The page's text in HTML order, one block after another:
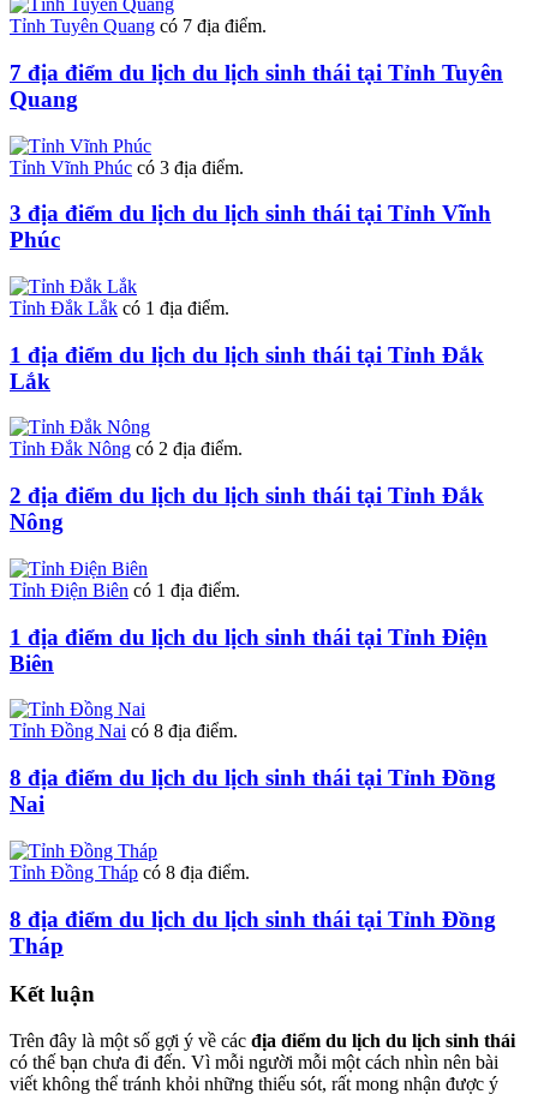
Tỉnh Tuyên Quang có 7 địa điểm.
7 địa điểm du lịch du lịch sinh thái tại Tỉnh Tuyên
Quang
Tỉnh Vĩnh Phúc có 3 địa điểm.
3 địa điểm du lịch du lịch sinh thái tại Tỉnh Vĩnh
Phúc
Tỉnh Đắk Lắk có 1 địa điểm.
1 địa điểm du lịch du lịch sinh thái tại Tỉnh Đắk
Lắk
Tỉnh Đắk Nông có 2 địa điểm.
2 địa điểm du lịch du lịch sinh thái tại Tỉnh Đắk
Nông
Tỉnh Điện Biên có 1 địa điểm.
1 địa điểm du lịch du lịch sinh thái tại Tỉnh Điện
Biên
Tỉnh Đồng Nai có 8 địa điểm.
8 địa điểm du lịch du lịch sinh thái tại Tỉnh Đồng
Nai
Tỉnh Đồng Tháp có 8 địa điểm.
8 địa điểm du lịch du lịch sinh thái tại Tỉnh Đồng
Tháp
Kết luận
Trên đây là một số gợi ý về các địa điểm du lịch du lịch sinh thái
có thế bạn chưa đi đến. Vì mỗi người mỗi một cách nhìn nên bài
viết không thể tránh khỏi những thiếu sót, rất mong nhận được ý